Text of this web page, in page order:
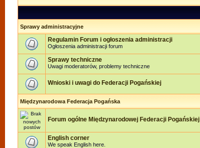
Sprawy administracyjne
Regulamin Forum i ogłoszenia administracji
Ogłoszenia administracji forum
Sprawy techniczne
Uwagi moderatorów, problemy techniczne
Wnioski i uwagi do Federacji Pogańskiej
Międzynarodowa Federacja Pogańska
Forum ogólne Międzynarodowej Federacji Pogańskiej
English corner
We speak English here.